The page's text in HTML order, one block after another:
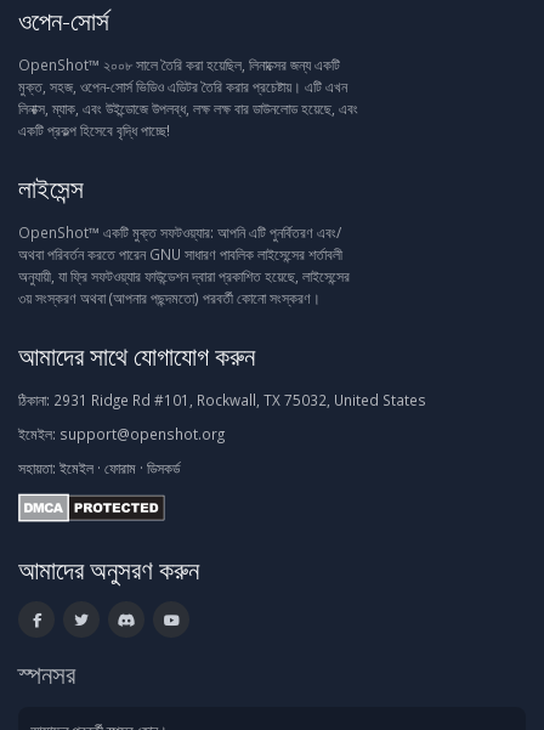
ওপেন-সোর্স
OpenShot™ ২০০৮ সালে তৈরি করা হয়েছিল, লিনাক্সের জন্য একটি
মুক্ত, সহজ, ওপেন-সোর্স ভিডিও এডিটর তৈরি করার প্রচেষ্টায়। এটি এখন
লিনাক্স, ম্যাক, এবং উইন্ডোজে উপলব্ধ, লক্ষ লক্ষ বার ডাউনলোড হয়েছে, এবং
একটি প্রকল্প হিসেবে বৃদ্ধি পাচ্ছে!
লাইসেন্স
OpenShot™ একটি মুক্ত সফটওয়্যার: আপনি এটি পুনর্বিতরণ এবং/
অথবা পরিবর্তন করতে পারেন GNU সাধারণ পাবলিক লাইসেন্সের শর্তাবলী
অনুযায়ী, যা ফ্রি সফটওয়্যার ফাউন্ডেশন দ্বারা প্রকাশিত হয়েছে, লাইসেন্সের
৩য় সংস্করণ অথবা (আপনার পছন্দমতো) পরবর্তী কোনো সংস্করণ।
আমাদের সাথে যোগাযোগ করুন
ঠিকানা: 2931 Ridge Rd #101, Rockwall, TX 75032, United States
ইমেইল: support@openshot.org
সহায়তা: ইমেইল · ফোরাম · ডিসকর্ড
আমাদের অনুসরণ করুন
স্পনসর